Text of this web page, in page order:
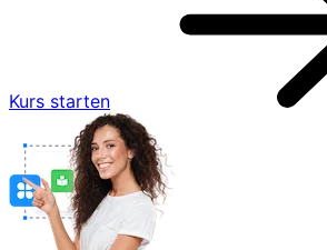
Kurs starten